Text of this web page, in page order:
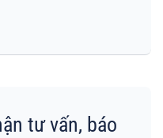
tư vấn, báo